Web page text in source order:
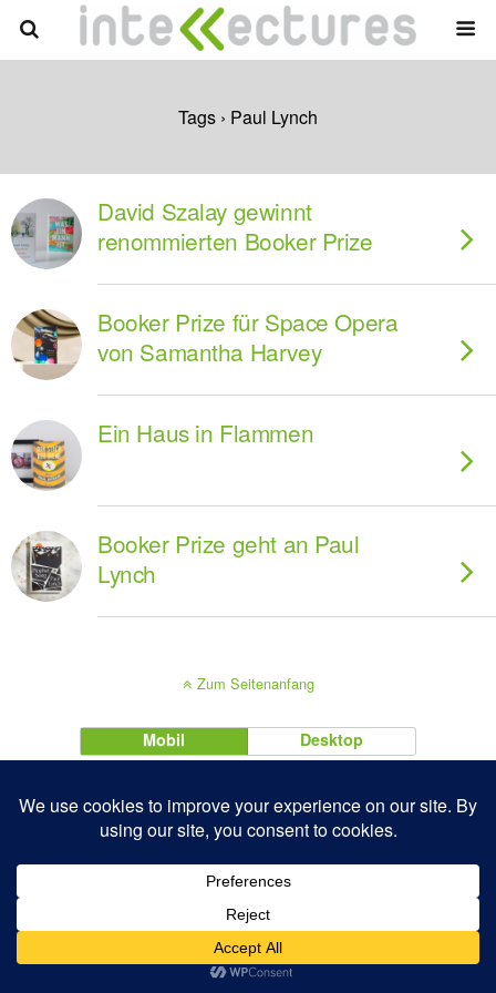
Tags › Paul Lynch
David Szalay gewinnt
renommierten Booker Prize
Booker Prize für Space Opera
von Samantha Harvey
Ein Haus in Flammen
Booker Prize geht an Paul
Lynch
Zum Seitenanfang
Mobil Desktop